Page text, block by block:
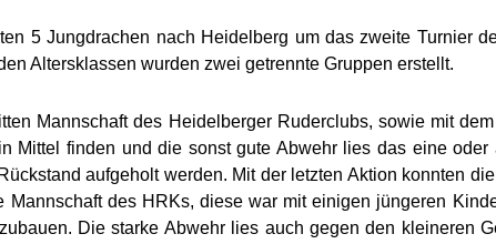
5 Jungdrachen nach Heidelberg um das zweite Turnier
Altersklassen wurden zwei getrennte Gruppen erstellt.
Mannschaft des Heidelberger Ruderclubs, sowie mit
Mittel finden und die sonst gute Abwehr lies das eine
aufgeholt werden. Mit der letzten Aktion konnten
des HRKs, diese war mit einigen jüngeren
Die starke Abwehr lies auch gegen den kleineren